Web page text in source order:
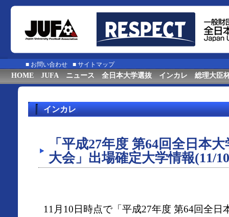
■ お問い合わせ ■ サイトマップ
HOME JUFA ニュース 全日本大学選抜 インカレ 総理大臣
インカレ
「平成27年度 第64回全日本
大会」出場確定大学情報(11/
11月10日時点で「平成27年度 第64回全日